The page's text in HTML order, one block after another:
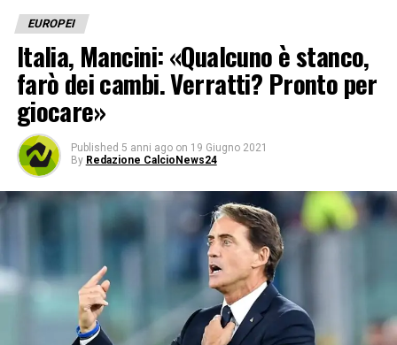
EUROPEI
Italia, Mancini: «Qualcuno è stanco,
farò dei cambi. Verratti? Pronto per
giocare»
Published 5 anni ago on 19 Giugno 2021
By Redazione CalcioNews24